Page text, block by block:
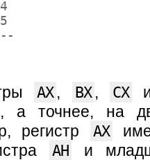
AX , BX , CX
а точнее, на
регистр
AX
AH
и